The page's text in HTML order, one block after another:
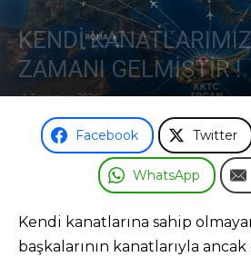
Odası
KENDİ
ZAMANI GELMİŞTİR !
1 Temmuz 2026
Facebook Twitter
WhatsApp
Kendi kanatlarına sahip
başkalarının kanatlarıyla